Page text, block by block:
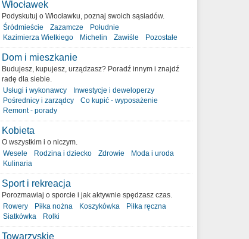
Włocławek
Podyskutuj o Włocławku, poznaj swoich sąsiadów.
Śródmieście
Zazamcze
Południe
Kazimierza Wielkiego
Michelin Zawiśle Pozostałe
Dom i mieszkanie
Budujesz, kupujesz, urządzasz? Poradź innym i znajdź
radę dla siebie.
Usługi i wykonawcy
Inwestycje i deweloperzy
Pośrednicy i zarządcy
Co kupić - wyposażenie
Remont - porady
Kobieta
O wszystkim i o niczym.
Wesele
Rodzina i dziecko Zdrowie
Moda i uroda
Kulinaria
Sport i rekreacja
Porozmawiaj o sporcie i jak aktywnie spędzasz czas.
Rowery
Piłka nożna Koszykówka
Piłka ręczna
Siatkówka
Rolki
Towarzyskie